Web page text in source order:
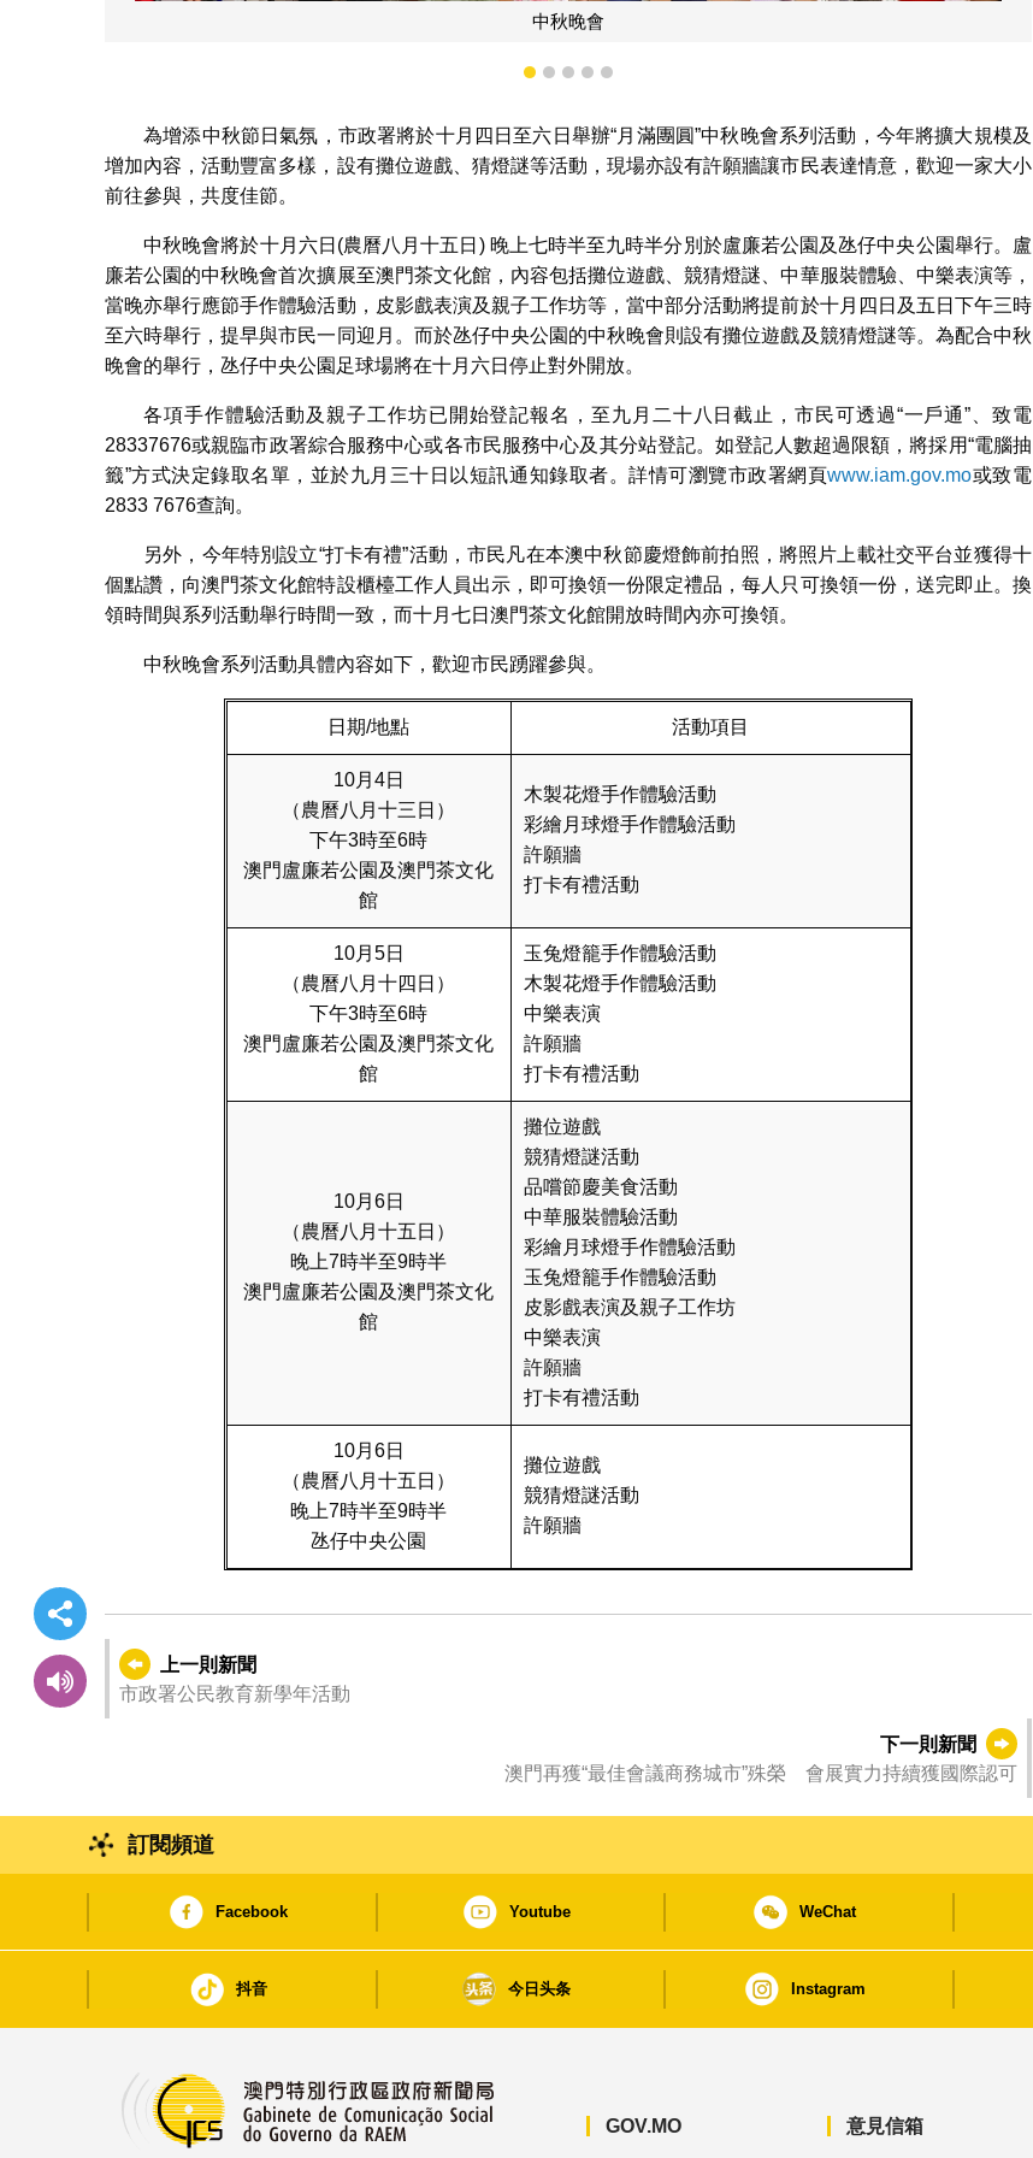
手作體驗活動
1 2 3 4 5
為增添中秋節日氣氛，市政署將於十月四日至六日舉辦“月滿團圓”中秋晚會系列活動，今年將擴大規模及
增加內容，活動豐富多樣，設有攤位遊戲、猜燈謎等活動，現場亦設有許願牆讓市民表達情意，歡迎一家大小
前往參與，共度佳節。
中秋晚會將於十月六日(農曆八月十五日) 晚上七時半至九時半分別於盧廉若公園及氹仔中央公園舉行。盧
廉若公園的中秋晚會首次擴展至澳門茶文化館，內容包括攤位遊戲、競猜燈謎、中華服裝體驗、中樂表演等，
當晚亦舉行應節手作體驗活動，皮影戲表演及親子工作坊等，當中部分活動將提前於十月四日及五日下午三時
至六時舉行，提早與市民一同迎月。而於氹仔中央公園的中秋晚會則設有攤位遊戲及競猜燈謎等。為配合中秋
晚會的舉行，氹仔中央公園足球場將在十月六日停止對外開放。
各項手作體驗活動及親子工作坊已開始登記報名，至九月二十八日截止，市民可透過“一戶通”、致電
28337676或親臨市政署綜合服務中心或各市民服務中心及其分站登記。如登記人數超過限額，將採用“電腦抽
籤”方式決定錄取名單，並於九月三十日以短訊通知錄取者。詳情可瀏覽市政署網頁www.iam.gov.mo或致電
2833 7676查詢。
另外，今年特別設立“打卡有禮”活動，市民凡在本澳中秋節慶燈飾前拍照，將照片上載社交平台並獲得十
個點讚，向澳門茶文化館特設櫃檯工作人員出示，即可換領一份限定禮品，每人只可換領一份，送完即止。換
領時間與系列活動舉行時間一致，而十月七日澳門茶文化館開放時間內亦可換領。
中秋晚會系列活動具體內容如下，歡迎市民踴躍參與。
日期/地點 活動項目
10月4日
（農曆八月十三日）
下午3時至6時
澳門盧廉若公園及澳門茶文化
館
木製花燈手作體驗活動
彩繪月球燈手作體驗活動
許願牆
打卡有禮活動
10月5日
（農曆八月十四日）
下午3時至6時
澳門盧廉若公園及澳門茶文化
館
玉兔燈籠手作體驗活動
木製花燈手作體驗活動
中樂表演
許願牆
打卡有禮活動
10月6日
（農曆八月十五日）
晚上7時半至9時半
澳門盧廉若公園及澳門茶文化
館
攤位遊戲
競猜燈謎活動
品嚐節慶美食活動
中華服裝體驗活動
彩繪月球燈手作體驗活動
玉兔燈籠手作體驗活動
皮影戲表演及親子工作坊
中樂表演
許願牆
打卡有禮活動
10月6日
（農曆八月十五日）
晚上7時半至9時半
氹仔中央公園
攤位遊戲
競猜燈謎活動
許願牆
上一則新聞
市政署公民教育新學年活動
下一則新聞
澳門再獲“最佳會議商務城市”殊榮 會展實力持續獲國際認可
訂閱頻道
Facebook Youtube WeChat
抖音 今日头条 Instagram
GOV.MO 意見信箱